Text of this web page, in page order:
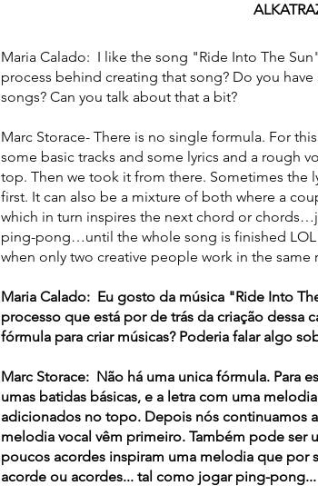
Maria Calado: I like the song "Ride Into The
process behind creating that song? Do you
songs? Can you talk about that a bit?
Marc Storace- There is no single formula. For
some basic tracks and some lyrics and a rough
top. Then we took it from there. Sometimes the
first. It can also be a mixture of both where a
which in turn inspires the next chord or
ping-pong…until the whole song is finished
when only two creative people work in the same
Maria Calado: Eu gosto da música "Ride Into
processo que está por de trás da criação dessa
fórmula para criar músicas? Poderia falar algo
Marc Storace: Não há uma unica fórmula. Para
umas batidas básicas, e a letra com uma
adicionados no topo. Depois nós continuamos
melodia vocal vêm primeiro. Também pode ser
poucos acordes inspiram uma melodia que por
acorde ou acordes... tal como jogar ping-pong...